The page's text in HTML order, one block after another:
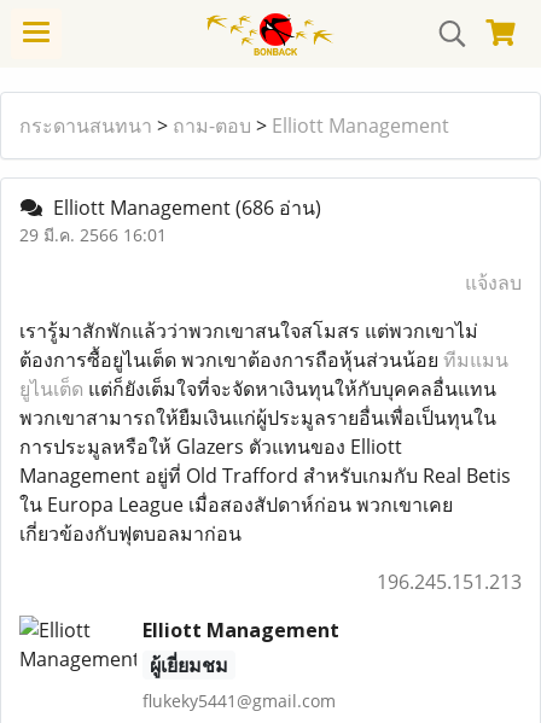
กระดานสนทนา > ถาม-ตอบ > Elliott Management
Elliott Management(686 อ่าน)
29 มี.ค. 2566 16:01
แจ้งลบ
เรารู้มาสักพักแล้วว่าพวกเขาสนใจสโมสร แต่พวกเขาไม่
ต้องการซื้อยูไนเต็ด พวกเขาต้องการถือหุ้นส่วนน้อย ทีมแมน
ยูไนเต็ด แต่ก็ยังเต็มใจที่จะจัดหาเงินทุนให้กับบุคคลอื่นแทน
พวกเขาสามารถให้ยืมเงินแก่ผู้ประมูลรายอื่นเพื่อเป็นทุนใน
การประมูลหรือให้ Glazers ตัวแทนของ Elliott
Management อยู่ที่ Old Trafford สำหรับเกมกับ Real Betis
ใน Europa League เมื่อสองสัปดาห์ก่อน พวกเขาเคย
เกี่ยวข้องกับฟุตบอลมาก่อน
196.245.151.213
Elliott Management
ผู้เยี่ยมชม
flukeky5441@gmail.com